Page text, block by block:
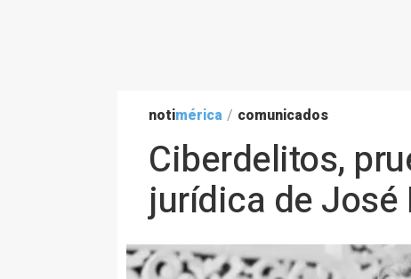
notimérica / comunicados
Ciberdelitos,
jurídica de José